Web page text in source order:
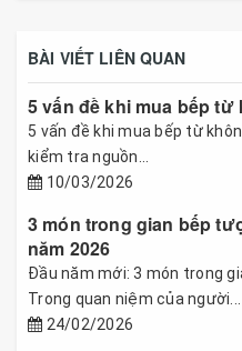
BÀI VIẾT LIÊN QUAN
5 vấn đề khi mua bếp
5 vấn đề khi mua bếp từ
kiểm tra nguồn...
10/03/2026
3 món trong gian bếp
năm 2026
Đầu năm mới: 3 món trong
Trong quan niệm của người...
24/02/2026